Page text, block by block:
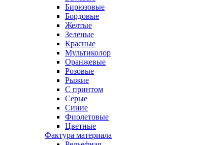
Бирюзовые
Бордовые
Желтые
Зеленые
Красные
Мультиколор
Оранжевые
Розовые
Рыжие
С принтом
Серые
Синие
Фиолетовые
Цветные
Фактура материала